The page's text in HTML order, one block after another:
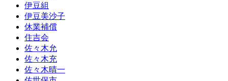
伊豆組
伊豆美沙子
休業補償
住吉会
佐々木允
佐々木充
佐々木晴一